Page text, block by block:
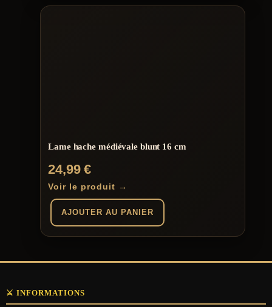
Lame hache médiévale blunt 16 cm
24,99€
Voir le produit →
AJOUTER AU PANIER
⚔️ INFORMATIONS